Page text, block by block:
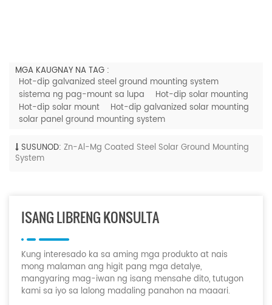
MGA KAUGNAY NA TAG :
Hot-dip galvanized steel ground mounting system
sistema ng pag-mount sa lupa
Hot-dip solar mounting
Hot-dip solar mount
Hot-dip galvanized solar mounting
solar panel ground mounting system
SUSUNOD: Zn-Al-Mg Coated Steel Solar Ground Mounting
System
ISANG LIBRENG KONSULTA
Kung interesado ka sa aming mga produkto at nais
mong malaman ang higit pang mga detalye,
mangyaring mag-iwan ng isang mensahe dito, tutugon
kami sa iyo sa lalong madaling panahon na maaari.